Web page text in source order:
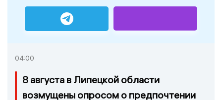
04:00
8 августа в Липецкой области
возмущены опросом о предпочтении